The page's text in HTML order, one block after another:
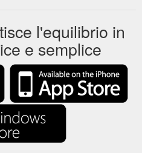
l'equilibrio in
e semplice